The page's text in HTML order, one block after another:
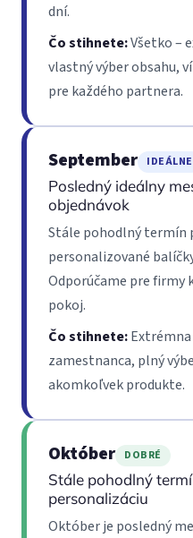
dní.
Čo stihnete:Všetko –
vlastný výber obsahu,
pre každého partnera.
September IDEÁLNE
Posledný ideálny
objednávok
Stále pohodlný termín
personalizované
Odporúčame pre firmy
pokoj.
Čo stihnete:
zamestnanca, plný
akomkoľvek produkte.
Október DOBRÉ
Stále pohodlný
personalizáciu
Október je posledný